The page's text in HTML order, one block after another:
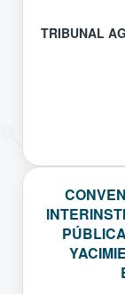
TRIBUNAL